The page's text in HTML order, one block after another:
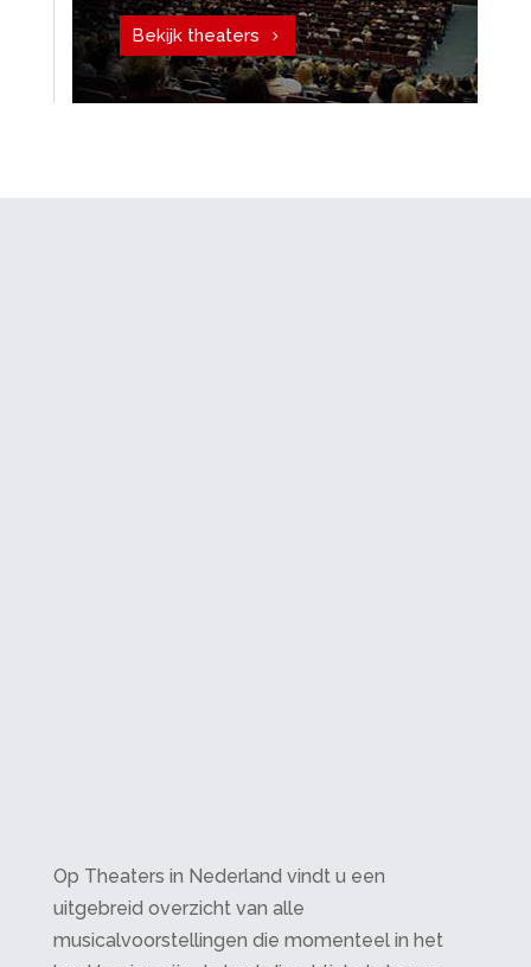
Bekijk theaters
Op Theaters in Nederland vindt u een
uitgebreid overzicht van alle
musicalvoorstellingen die momenteel in het